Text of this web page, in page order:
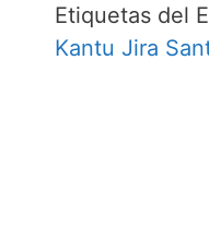
Etiquetas del
Kantu Jira